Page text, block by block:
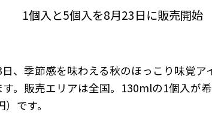
1個入と5個入を8月23日に販売開始
、季節感を味わえる秋のほっこり味覚
。販売エリアは全国。130mlの1個入が
です。